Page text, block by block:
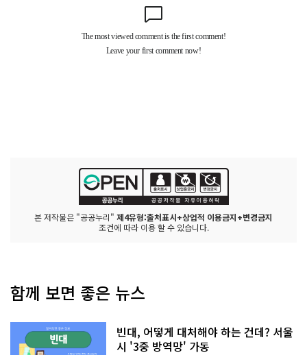
본 저작물은 "공공누리" 제4유형:출처표시+상업적 이용금지+변경금지
조건에 따라 이용 할 수 있습니다.
함께 보면 좋은 뉴스
빈대, 어떻게 대처해야 하는 건데? 서울
시 '3중 방역망' 가동